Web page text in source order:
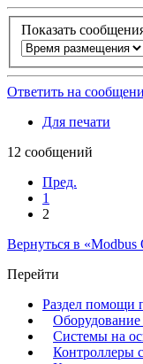
Показать
Ответить на
Для печати
12 сообщений
Пред.
1
2
Вернуться в «Modbus
Перейти
Раздел помощи
Системы на
Контроллеры